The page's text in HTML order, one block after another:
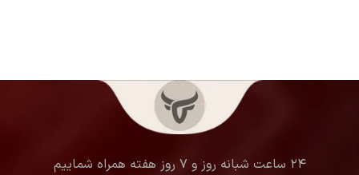
۲۴ ساعت شبانه روز و ۷ روز هفته همراه شماییم